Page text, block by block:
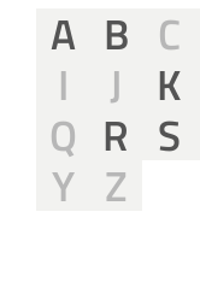
A B C
I J K
Q R S
Y Z